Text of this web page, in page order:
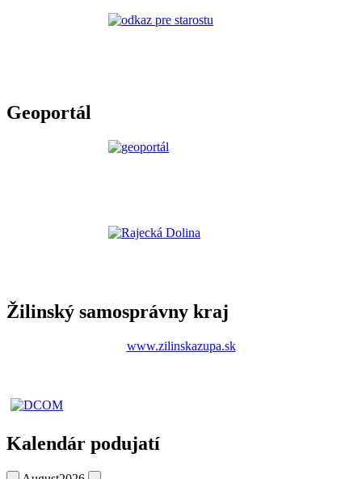
Geoportál
Žilinský samosprávny kraj
www.zilinskazupa.sk
Kalendár podujatí